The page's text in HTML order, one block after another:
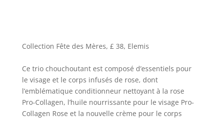
Collection Fête des Mères, £ 38, Elemis
Ce trio chouchoutant est composé d’essentiels pour
le visage et le corps infusés de rose, dont
l’emblématique conditionneur nettoyant à la rose
Pro-Collagen, l’huile nourrissante pour le visage Pro-
Collagen Rose et la nouvelle crème pour le corps